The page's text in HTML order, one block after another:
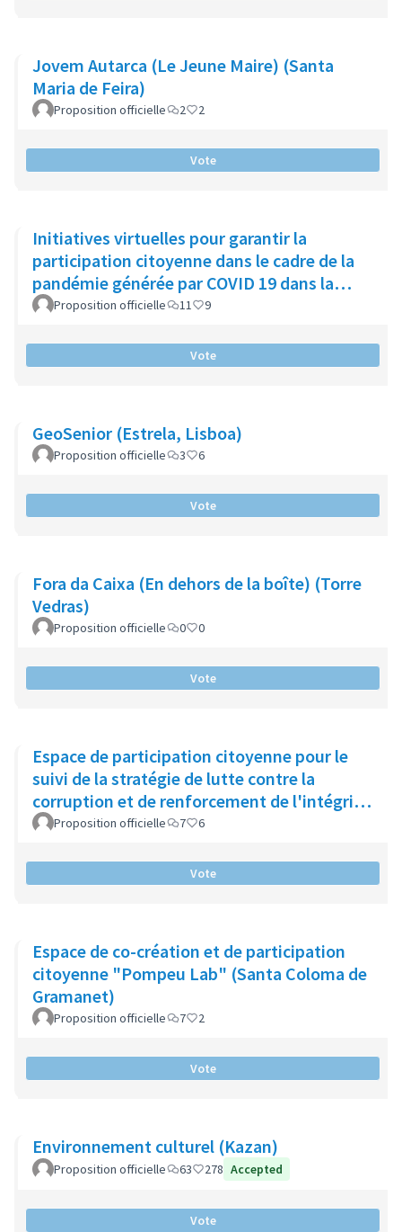
Jovem Autarca (Le Jeune Maire) (Santa
Maria de Feira)
Proposition officielle 2 2
Vote
Initiatives virtuelles pour garantir la
participation citoyenne dans le cadre de la
pandémie générée par COVID 19 dans la
municipalité de Chía
Proposition officielle 11 9
Vote
GeoSenior (Estrela, Lisboa)
Proposition officielle 3 6
Vote
Fora da Caixa (En dehors de la boîte) (Torre
Vedras)
Proposition officielle 0 0
Vote
Espace de participation citoyenne pour le
suivi de la stratégie de lutte contre la
corruption et de renforcement de l'intégrité
publique (Catalogne)
Proposition officielle 7 6
Vote
Espace de co-création et de participation
citoyenne "Pompeu Lab" (Santa Coloma de
Gramanet)
Proposition officielle 7 2
Vote
Environnement culturel (Kazan)
Proposition officielle 63 278 Accepted
Vote